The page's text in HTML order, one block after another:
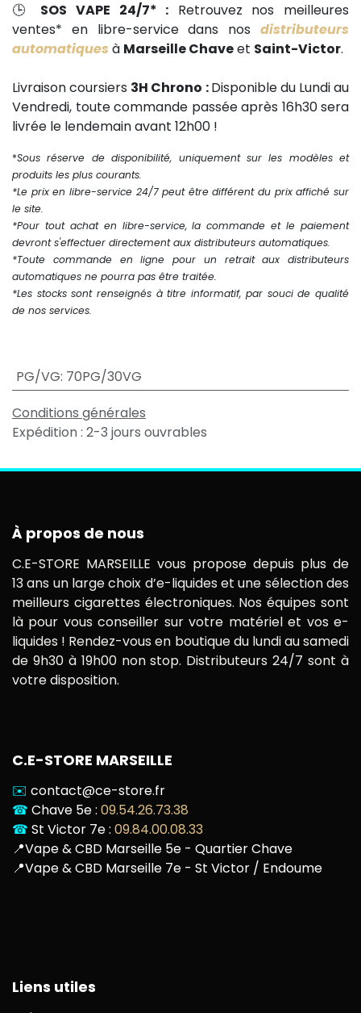
🕒 SOS VAPE 24/7* : Retrouvez nos meilleures
ventes* en libre-service dans nos distributeurs
automatiques à Marseille Chaveet Saint-Victor.
Livraison coursiers 3H Chrono :Disponible du Lundi au
Vendredi, toute commande passée après 16h30 sera
livrée le lendemain avant 12h00 !
*Sous réserve de disponibilité, uniquement sur les modèles et
produits les plus courants.
*Le prix en libre-service 24/7 peut être différent du prix affiché sur
le site.
*Pour tout achat en libre-service, la commande et le paiement
devront s'effectuer directement aux distributeurs automatiques.
*Toute commande en ligne pour un retrait aux distributeurs
automatiques ne pourra pas être traitée.
*Les stocks sont renseignés à titre informatif, par souci de qualité
de nos services.
PG/VG: 70PG/30VG
Conditions générales
Expédition : 2-3 jours ouvrables
À propos de nous
C.E-STORE MARSEILLE vous propose depuis plus de
13 ans un large choix d’e-liquides et une sélection des
meilleurs cigarettes électroniques. Nos équipes sont
là pour vous conseiller sur votre matériel et vos e-
liquides ! Rendez-vous en boutique du lundi au samedi
de 9h30 à 19h00 non stop. Distributeurs 24/7 sont à
votre disposition.
C.E-STORE MARSEILLE
✉️ contact@ce-store.fr
☎ Chave 5e : 09.54.26.73.38
☎ St Victor 7e : 09.84.00.08.33
📍Vape & CBD Marseille 5e - Quartier Chave
📍Vape & CBD Marseille 7e - St Victor / Endoume
Liens utiles